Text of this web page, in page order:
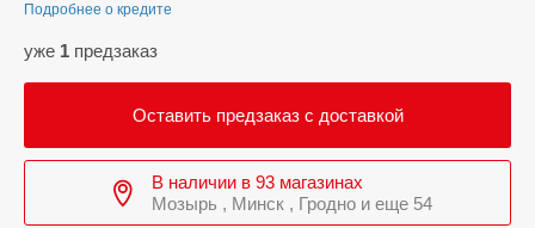
Подробнее о кредите
уже 1 предзаказ
Оставить предзаказ с доставкой
В наличии в 93 магазинах
Мозырь , Минск , Гродно и еще 54